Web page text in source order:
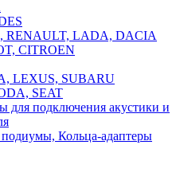
RENAULT, LADA, DACIA
CITROEN
LEXUS, SUBARU
SEAT
для подключения акустики и
Кольца-адаптеры